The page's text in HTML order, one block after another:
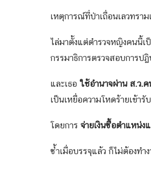
เหตุการณ์ที่ป่าเถื่อนเลวทรา
ไล่มาตั้งแต่ตำรวจหญิงคนนี้เ
กรรมาธิการตรวจสอบการป
และเธอ ใช้อำนาจผ่าน ส.ว.
เป็นเหยื่อความโหดร้ายเข้ารั
โดยการ จ่ายเงินซื้อตำแหน่ง
ซ้ำเมื่อบรรจุแล้ว ก็ไม่ต้องทำ